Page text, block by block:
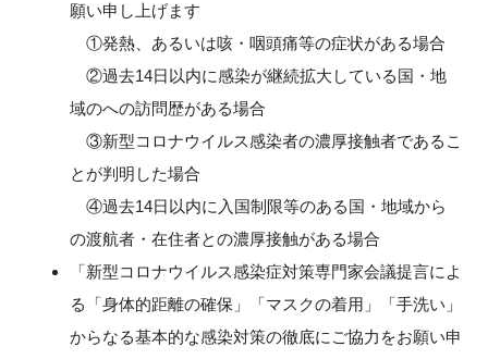
願い申し上げます
①発熱、あるいは咳・咽頭痛等の症状がある場合
②過去14日以内に感染が継続拡大している国・地
域のへの訪問歴がある場合
③新型コロナウイルス感染者の濃厚接触者であるこ
とが判明した場合
④過去14日以内に入国制限等のある国・地域から
の渡航者・在住者との濃厚接触がある場合
「新型コロナウイルス感染症対策専門家会議提言によ
る「身体的距離の確保」「マスクの着用」「手洗い」
からなる基本的な感染対策の徹底にご協力をお願い申